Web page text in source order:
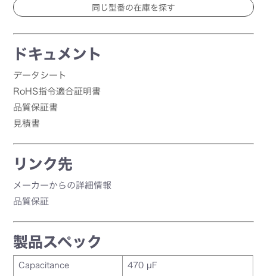
ドキュメント
データシート
RoHS指令適合証明書
品質保証書
見積書
リンク先
メーカーからの詳細情報
品質保証
製品スペック
Capacitance 470 µF